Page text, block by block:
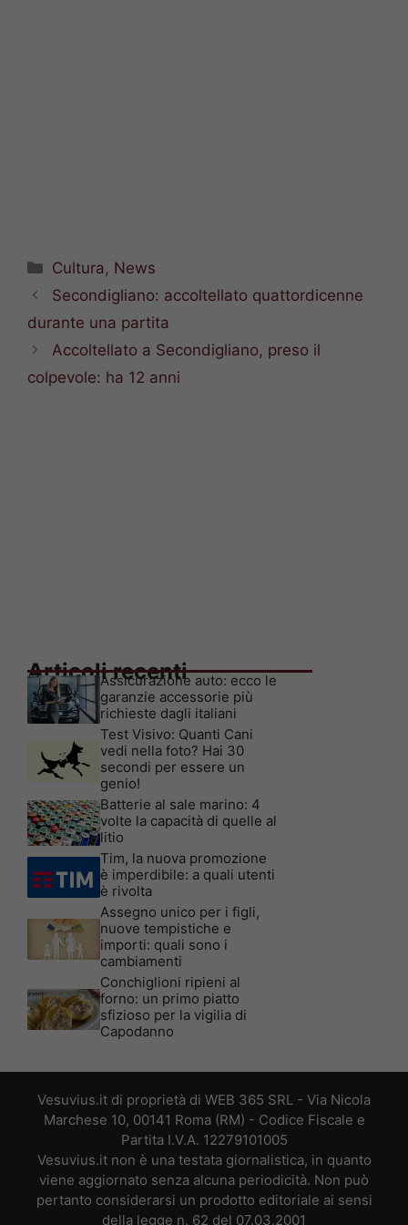
Categorie
Cultura, News
Secondigliano: accoltellato quattordicenne
durante una partita
Accoltellato a Secondigliano, preso il
colpevole: ha 12 anni
Articoli recenti
Assicurazione auto: ecco le
garanzie accessorie più
richieste dagli italiani
Test Visivo: Quanti Cani
vedi nella foto? Hai 30
secondi per essere un
genio!
Batterie al sale marino: 4
volte la capacità di quelle al
litio
Tim, la nuova promozione
è imperdibile: a quali utenti
è rivolta
Assegno unico per i figli,
nuove tempistiche e
importi: quali sono i
cambiamenti
Conchiglioni ripieni al
forno: un primo piatto
sfizioso per la vigilia di
Capodanno
Vesuvius.it di proprietà di WEB 365 SRL - Via Nicola
Marchese 10, 00141 Roma (RM) - Codice Fiscale e
Partita I.V.A. 12279101005
Vesuvius.it non è una testata giornalistica, in quanto
viene aggiornato senza alcuna periodicità. Non può
pertanto considerarsi un prodotto editoriale ai sensi
della legge n. 62 del 07.03.2001